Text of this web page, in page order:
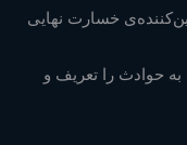
خسارت نهایی
به حوادث را تعریف و